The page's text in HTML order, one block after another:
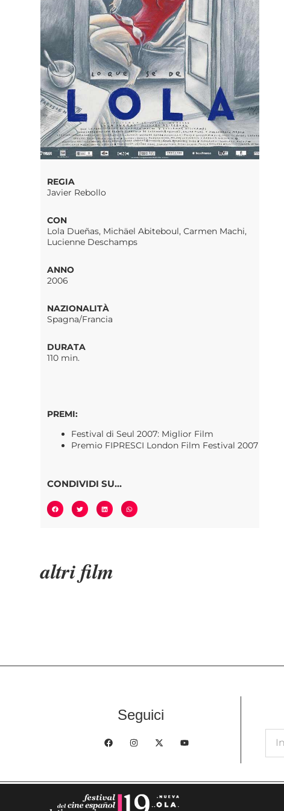
REGIA
Javier Rebollo
CON
Lola Dueñas, Michäel Abiteboul, Carmen Machi,
Lucienne Deschamps
ANNO
2006
NAZIONALITÀ
Spagna/Francia
DURATA
110 min.
PREMI:
Festival di Seul 2007: Miglior Film
Premio FIPRESCI London Film Festival 2007
CONDIVIDI SU...
altri film
Seguici